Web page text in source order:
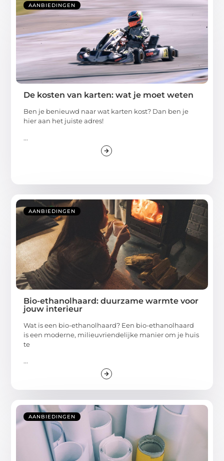
AANBIEDINGEN
De kosten van karten: wat je moet weten
Ben je benieuwd naar wat karten kost? Dan ben je
hier aan het juiste adres!
...
AANBIEDINGEN
Bio-ethanolhaard: duurzame warmte voor
jouw interieur
Wat is een bio-ethanolhaard? Een bio-ethanolhaard
is een moderne, milieuvriendelijke manier om je huis
te
...
AANBIEDINGEN